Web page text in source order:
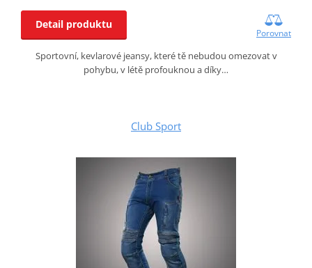
Detail produktu
Porovnat
Sportovní, kevlarové jeansy, které tě nebudou omezovat v
pohybu, v létě profouknou a díky…
Club Sport